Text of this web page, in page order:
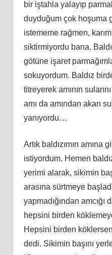
bir iştahla yalayıp
duyduğum çok hoşuma
istememe rağmen,
siktirmiyordu bana.
götüne işaret
sokuyordum. Baldız
titreyerek amının
amı da amından akan
yanıyordu…
Artık baldızımın amına
istiyordum. Hemen
yerimi alarak, sikimin
arasına sürtmeye
yapmadığından amcığı
hepsini birden
Hepsini birden köklersen
dedi. Sikimin başını